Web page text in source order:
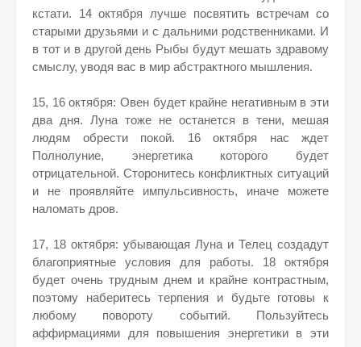
кстати. 14 октября лучше посвятить встречам со
старыми друзьями и с дальними родственниками. И
в тот и в другой день Рыбы будут мешать здравому
смыслу, уводя вас в мир абстрактного мышления.
15, 16 октября: Овен будет крайне негативным в эти
два дня. Луна тоже не останется в тени, мешая
людям обрести покой. 16 октября нас ждет
Полнолуние, энергетика которого будет
отрицательной. Сторонитесь конфликтных ситуаций
и не проявляйте импульсивность, иначе можете
наломать дров.
17, 18 октября: убывающая Луна и Телец создадут
благоприятные условия для работы. 18 октября
будет очень трудным днем и крайне контрастным,
поэтому наберитесь терпения и будьте готовы к
любому повороту событий. Пользуйтесь
аффирмациями для повышения энергетики в эти